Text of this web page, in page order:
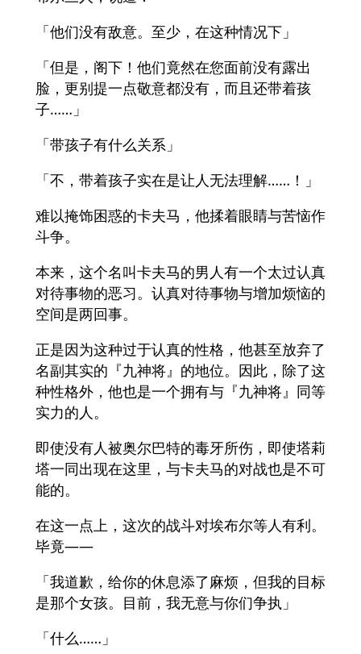
「他们没有敌意。至少，在这种情况下」
「但是，阁下！他们竟然在您面前没有露出
脸，更别提一点敬意都没有，而且还带着孩
子……」
「带孩子有什么关系」
「不，带着孩子实在是让人无法理解……！」
难以掩饰困惑的卡夫马，他揉着眼睛与苦恼作
斗争。
本来，这个名叫卡夫马的男人有一个太过认真
对待事物的恶习。认真对待事物与增加烦恼的
空间是两回事。
正是因为这种过于认真的性格，他甚至放弃了
名副其实的『九神将』的地位。因此，除了这
种性格外，他也是一个拥有与『九神将』同等
实力的人。
即使没有人被奥尔巴特的毒牙所伤，即使塔莉
塔一同出现在这里，与卡夫马的对战也是不可
能的。
在这一点上，这次的战斗对埃布尔等人有利。
毕竟——
「我道歉，给你的休息添了麻烦，但我的目标
是那个女孩。目前，我无意与你们争执」
「什么……」